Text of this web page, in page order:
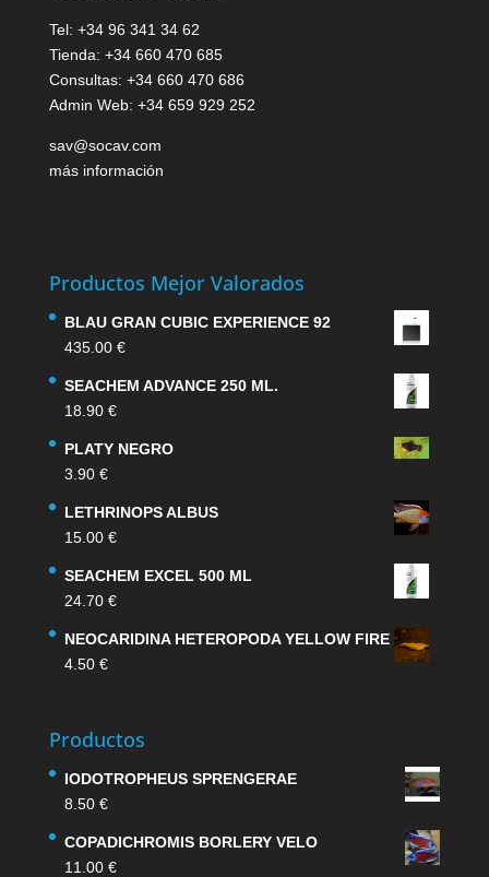
Tel: +34 96 341 34 62
Tienda: +34 660 470 685
Consultas: +34 660 470 686
Admin Web: +34 659 929 252
sav@socav.com
más información
Productos Mejor Valorados
BLAU GRAN CUBIC EXPERIENCE 92
435.00 €
SEACHEM ADVANCE 250 ML.
18.90 €
PLATY NEGRO
3.90 €
LETHRINOPS ALBUS
15.00 €
SEACHEM EXCEL 500 ML
24.70 €
NEOCARIDINA HETEROPODA YELLOW FIRE
4.50 €
Productos
IODOTROPHEUS SPRENGERAE
8.50 €
COPADICHROMIS BORLERY VELO
11.00 €